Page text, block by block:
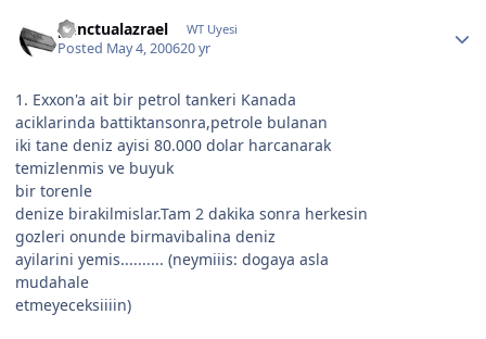
punctualazrael WT Uyesi
Posted May 4, 200620 yr
1. Exxon'a ait bir petrol tankeri Kanada
aciklarinda battiktansonra,petrole bulanan
iki tane deniz ayisi 80.000 dolar harcanarak
temizlenmis ve buyuk
bir torenle
denize birakilmislar.Tam 2 dakika sonra herkesin
gozleri onunde birmavibalina deniz
ayilarini yemis.......... (neymiiis: dogaya asla
mudahale
etmeyeceksiiiin)